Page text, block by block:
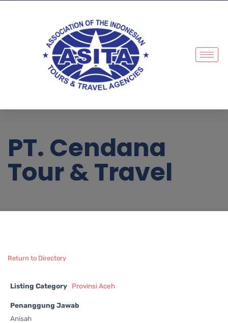
PT. Cendana
Tour & Travel
Return to Directory
Listing Category Provinsi Aceh
Penanggung Jawab
Anisah